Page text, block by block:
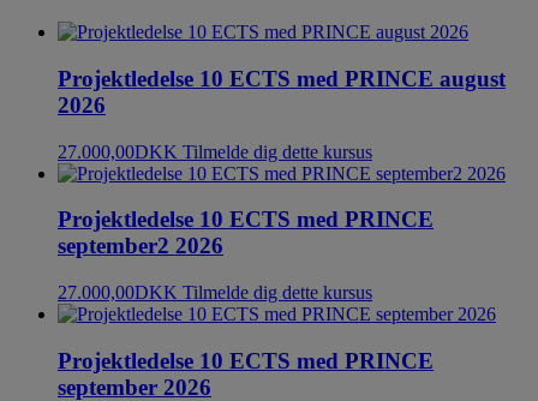
Projektledelse 10 ECTS med PRINCE august
2026
27.000,00DKK Tilmelde dig dette kursus
Projektledelse 10 ECTS med PRINCE
september2 2026
27.000,00DKK Tilmelde dig dette kursus
Projektledelse 10 ECTS med PRINCE
september 2026